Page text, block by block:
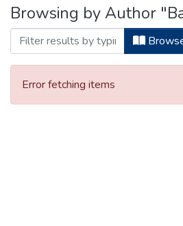
For authors
Help
Browsing by Author
Error fetching items